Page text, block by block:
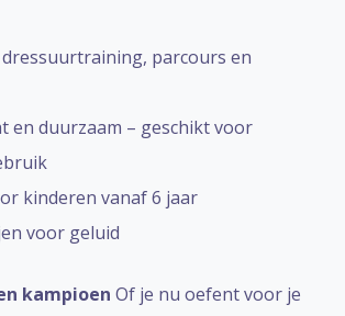
parcours en
en duurzaam – geschikt voor
kinderen vanaf 6 jaar
voor geluid
kampioen Of je nu oefent voor je